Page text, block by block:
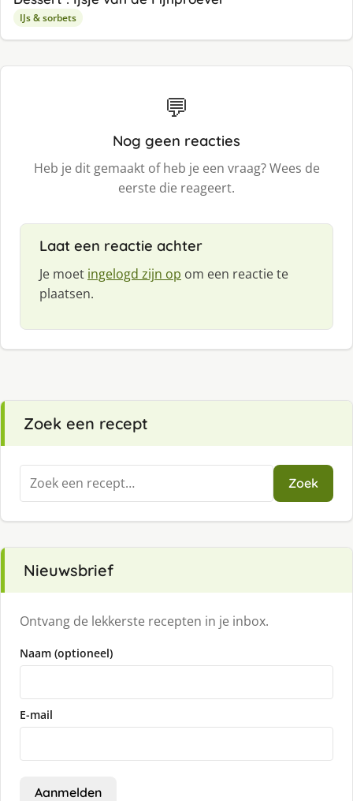
IJs & sorbets
💬
Nog geen reacties
Heb je dit gemaakt of heb je een vraag? Wees de
eerste die reageert.
Laat een reactie achter
Je moet ingelogd zijn op om een reactie te
plaatsen.
Zoek een recept
Zoeken
naar:
Zoek
Nieuwsbrief
Ontvang de lekkerste recepten in je inbox.
Naam (optioneel)
E-mail
Aanmelden